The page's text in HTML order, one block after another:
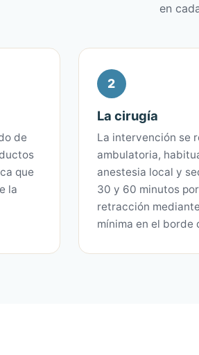
en
de
que
la
2
La cirugía
La intervención se
ambulatoria,
anestesia local y
30 y 60 minutos
retracción
mínima en el borde